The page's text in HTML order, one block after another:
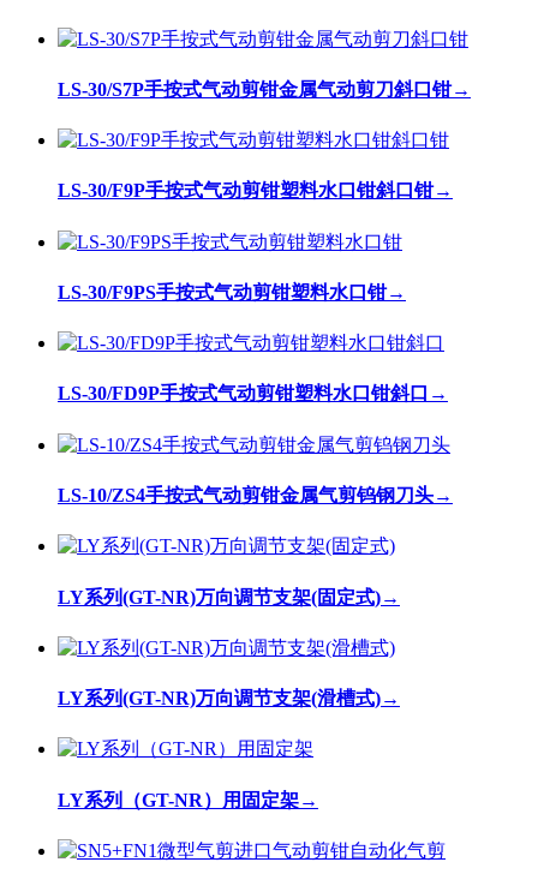
LS-30/S7P手按式气动剪钳金属气动剪刀斜口钳→
LS-30/F9P手按式气动剪钳塑料水口钳斜口钳→
LS-30/F9PS手按式气动剪钳塑料水口钳→
LS-30/FD9P手按式气动剪钳塑料水口钳斜口 →
LS-10/ZS4手按式气动剪钳金属气剪钨钢刀头→
LY系列(GT-NR)万向调节支架(固定式)→
LY系列(GT-NR)万向调节支架(滑槽式)→
LY系列（GT-NR）用固定架→